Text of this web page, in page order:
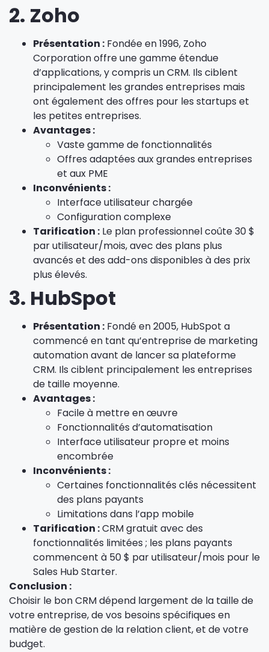
2. Zoho
Présentation : Fondée en 1996, Zoho
Corporation offre une gamme étendue
d’applications, y compris un CRM. Ils ciblent
principalement les grandes entreprises mais
ont également des offres pour les startups et
les petites entreprises.
Avantages :
Vaste gamme de fonctionnalités
Offres adaptées aux grandes entreprises
et aux PME
Inconvénients :
Interface utilisateur chargée
Configuration complexe
Tarification : Le plan professionnel coûte 30 $
par utilisateur/mois, avec des plans plus
avancés et des add-ons disponibles à des prix
plus élevés.
3. HubSpot
Présentation : Fondé en 2005, HubSpot a
commencé en tant qu’entreprise de marketing
automation avant de lancer sa plateforme
CRM. Ils ciblent principalement les entreprises
de taille moyenne.
Avantages :
Facile à mettre en œuvre
Fonctionnalités d’automatisation
Interface utilisateur propre et moins
encombrée
Inconvénients :
Certaines fonctionnalités clés nécessitent
des plans payants
Limitations dans l’app mobile
Tarification :CRM gratuit avec des
fonctionnalités limitées ; les plans payants
commencent à 50 $ par utilisateur/mois pour le
Sales Hub Starter.
Conclusion :
Choisir le bon CRM dépend largement de la taille de
votre entreprise, de vos besoins spécifiques en
matière de gestion de la relation client, et de votre
budget.